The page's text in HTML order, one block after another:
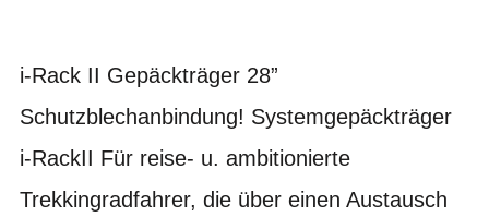
i-Rack II Gepäckträger 28”
Schutzblechanbindung! Systemgepäckträger
i-RackII Für reise- u. ambitionierte
Trekkingradfahrer, die über einen Austausch